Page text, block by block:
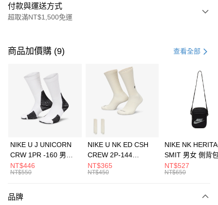
付款與運送方式
超取滿NT$1,500免運
信用卡一次付款
3 期 0 利率 每期 21家銀行
合作金庫商業銀行
第一商業銀行
華南商業銀行
彰化商業銀行
上海商業儲蓄銀行
元大商業銀行
台灣樂天信用卡公司
Apple Pay
全盈+PAY
AFTEE先享後付
【關於「AFTEE先享後付」】
商品加價購 (9) 查看全部
NIKE U J UNICORN
CRW 1PR -160 男女
中統襪 FZ3393100
NT$446
NT$550
NIKE U NK ED CSH
CREW 2P-144
EMBRDY 男女 短統襪
FZ3073133
NT$365
NT$450
NIKE NK
SMIT 男女 側背
BA5871010
NT$527
NT$650
品牌